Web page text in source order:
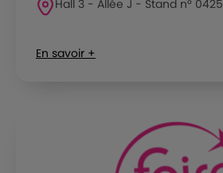
Hall 3 - Allée J - Stand n° 0425
En savoir +